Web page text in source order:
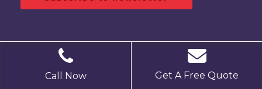
© 2025 REVA, Inc. - Press /Contact /Sitemap
Call Now Get A Free Quote